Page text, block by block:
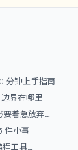
分钟上手指南
界在哪里
要着急放弃
件小事
工具